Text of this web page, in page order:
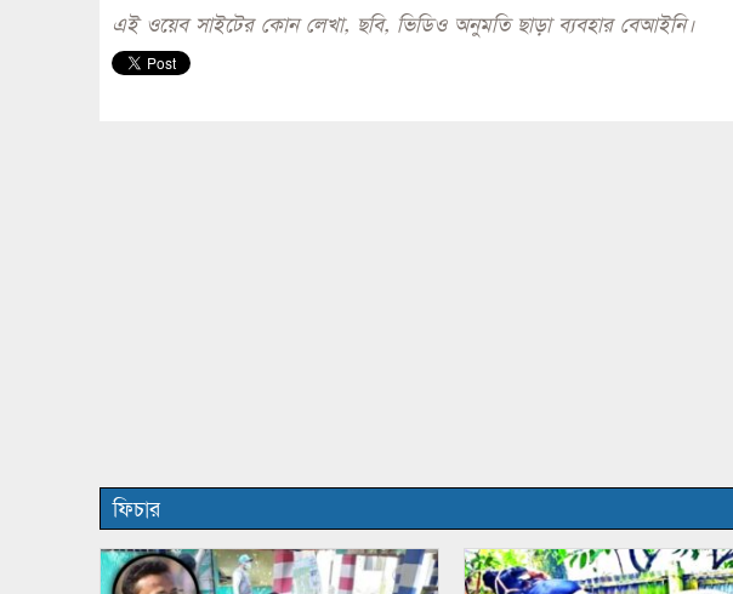
এই ওয়েব সাইটের কোন লেখা, ছবি, ভিডিও অনুমতি ছাড়া ব্যবহার বেআইনি।
ফিচার